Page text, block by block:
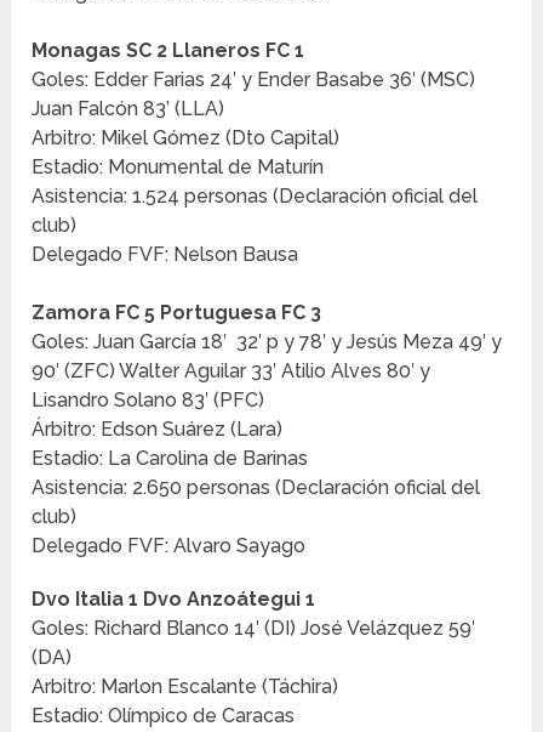
Monagas SC 2 Llaneros FC 1
Goles: Edder Farias 24′ y Ender Basabe 36′ (MSC)
Juan Falcón 83’ (LLA)
Arbitro: Mikel Gómez (Dto Capital)
Estadio: Monumental de Maturín
Asistencia: 1.524 personas (Declaración oficial del
club)
Delegado FVF: Nelson Bausa
Zamora FC 5 Portuguesa FC 3
Goles: Juan García 18′ 32′ p y 78′ y Jesús Meza 49′ y
90′ (ZFC) Walter Aguilar 33′ Atilio Alves 80′ y
Lisandro Solano 83′ (PFC)
Árbitro: Edson Suárez (Lara)
Estadio: La Carolina de Barinas
Asistencia: 2.650 personas (Declaración oficial del
club)
Delegado FVF: Alvaro Sayago
Dvo Italia 1 Dvo Anzoátegui 1
Goles: Richard Blanco 14′ (DI) José Velázquez 59′
(DA)
Arbitro: Marlon Escalante (Táchira)
Estadio: Olímpico de Caracas